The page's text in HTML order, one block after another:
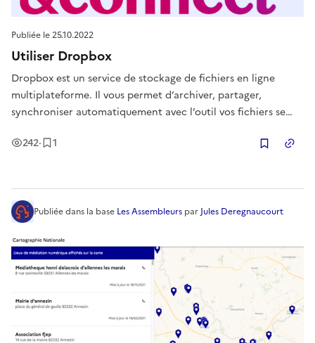
Publiée le25.10.2022
Utiliser Dropbox
Dropbox est un service de stockage de fichiers en ligne
multiplateforme. Il vous permet d’archiver, partager,
synchroniser automatiquement avec l’outil vos fichiers se
242Vues
· 1
Publiéedans la base Les Assembleurs parJules Deregnaucourt